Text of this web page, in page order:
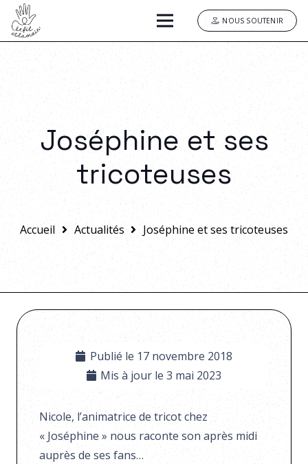
NOUS SOUTENIR
Joséphine et ses
tricoteuses
Accueil Actualités Joséphine et ses tricoteuses
Publié le 17 novembre 2018
Mis à jour le3 mai 2023
Nicole, l’animatrice de tricot chez
« Joséphine » nous raconte son après midi
auprès de ses fans…